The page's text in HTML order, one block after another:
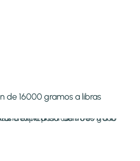
de 16000 gramos a libras